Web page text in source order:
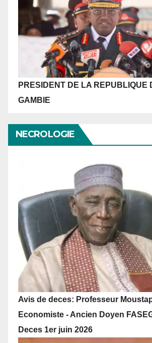
PRESIDENT DE LA REPUBLIQUE
GAMBIE
NECROLOGIE
Avis de deces: Professeur
Economiste - Ancien Doyen
Deces 1er juin 2026